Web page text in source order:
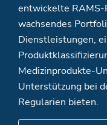
entwickelte
wachsendes
Dienstleistungen,
Medizinprodukte-
Unterstützung bei
Regularien bieten.